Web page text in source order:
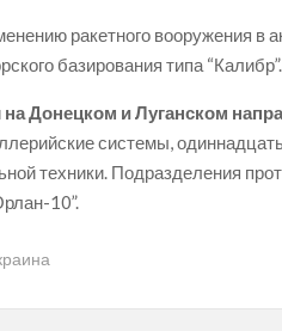
ракетного вооружения в
базирования типа “Калибр”.
на Донецком и Луганском
системы,
техники. Подразделения
10”.